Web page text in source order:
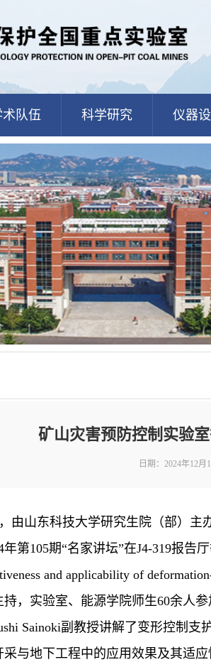
术队伍 科学研究 仪器
矿山灾害预防控制实验
日期：2024年12
由山东科技大学研究生院（部）
第105期“名家讲坛”在J4-319报告
and applicability of
，实验室、能源学院师生60余人参
Sainoki副教授讲解了变形控制
与地下工程中的应用效果及其适